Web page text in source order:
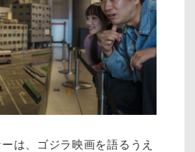
は、ゴジラ映画を語るうえ